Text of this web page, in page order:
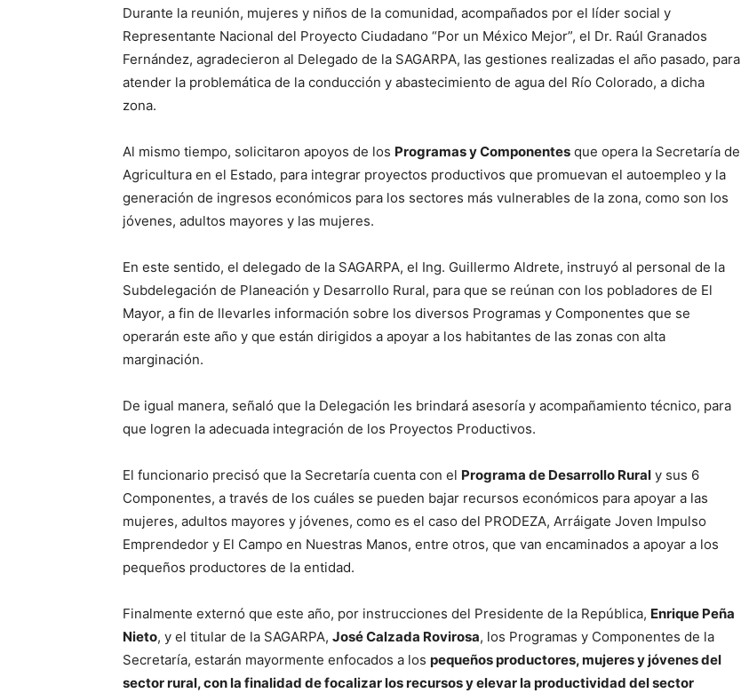
Durante la reunión, mujeres y niños de la comunidad, acompañados por el líder social y
Representante Nacional del Proyecto Ciudadano “Por un México Mejor”, el Dr. Raúl Granados
Fernández, agradecieron al Delegado de la SAGARPA, las gestiones realizadas el año pasado, para
atender la problemática de la conducción y abastecimiento de agua del Río Colorado, a dicha
zona.
Al mismo tiempo, solicitaron apoyos de los Programas y Componentes que opera la Secretaría de
Agricultura en el Estado, para integrar proyectos productivos que promuevan el autoempleo y la
generación de ingresos económicos para los sectores más vulnerables de la zona, como son los
jóvenes, adultos mayores y las mujeres.
En este sentido, el delegado de la SAGARPA, el Ing. Guillermo Aldrete, instruyó al personal de la
Subdelegación de Planeación y Desarrollo Rural, para que se reúnan con los pobladores de El
Mayor, a fin de llevarles información sobre los diversos Programas y Componentes que se
operarán este año y que están dirigidos a apoyar a los habitantes de las zonas con alta
marginación.
De igual manera, señaló que la Delegación les brindará asesoría y acompañamiento técnico, para
que logren la adecuada integración de los Proyectos Productivos.
El funcionario precisó que la Secretaría cuenta con el Programa de Desarrollo Rural y sus 6
Componentes, a través de los cuáles se pueden bajar recursos económicos para apoyar a las
mujeres, adultos mayores y jóvenes, como es el caso del PRODEZA, Arráigate Joven Impulso
Emprendedor y El Campo en Nuestras Manos, entre otros, que van encaminados a apoyar a los
pequeños productores de la entidad.
Finalmente externó que este año, por instrucciones del Presidente de la República, Enrique Peña
Nieto, y el titular de la SAGARPA, José Calzada Rovirosa, los Programas y Componentes de la
Secretaría, estarán mayormente enfocados a los pequeños productores,mujeresyjóvenesdel
sector rural, con la finalidad de focalizar los recursos y elevar la productividad del sector